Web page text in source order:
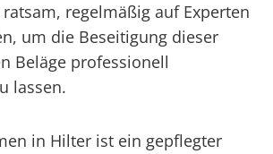
regelmäßig auf Experten
um die Beseitigung dieser
Beläge professionell
lassen.
in Hilter ist ein gepflegter